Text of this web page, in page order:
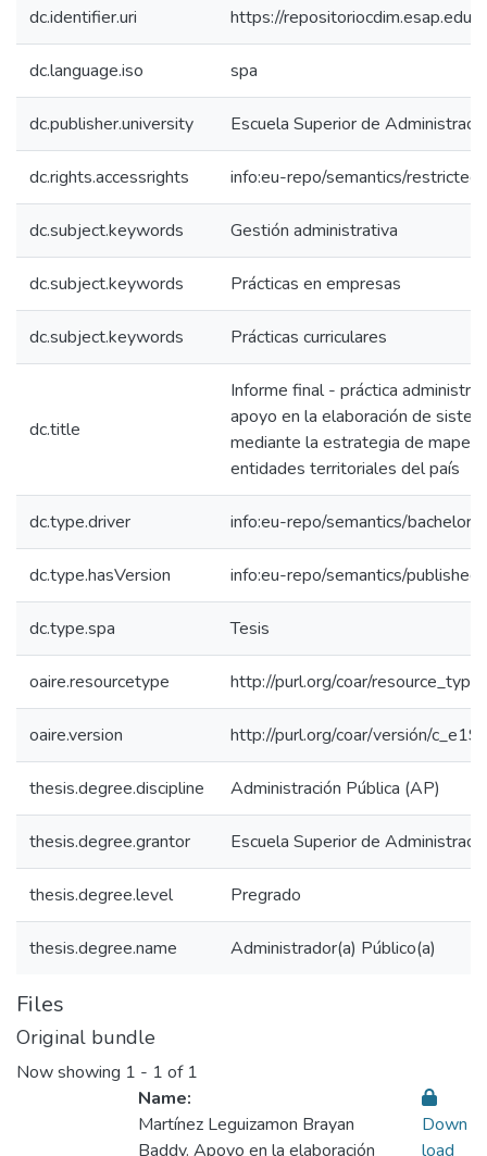
dc.identifier.uri https://
dc.language.iso spa
dc.publisher.university Escuela Superior de
dc.rights.accessrights info:eu-repo/semantics/
dc.subject.keywords Gestión administrativa
dc.subject.keywords Prácticas en empresas
dc.subject.keywords Prácticas curriculares
dc.title
Informe final - práctica
apoyo en la elaboración de
mediante la estrategia de
entidades territoriales del país
dc.type.driver info:eu-repo/semantics/
dc.type.hasVersion info:eu-repo/semantics/
dc.type.spa Tesis
oaire.resourcetype http://purl.org/coar/
oaire.version http://purl.org/coar/versión/
thesis.degree.discipline Administración Pública (AP)
thesis.degree.grantor Escuela Superior de
thesis.degree.level Pregrado
thesis.degree.name Administrador(a) Público(a)
Files
Original bundle
Now showing 1 - 1 of 1
Name:
Martínez Leguizamon Brayan
Baddy. Apoyo en la elaboración
Down
load